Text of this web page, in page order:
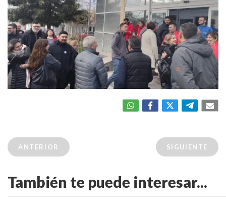
ANTERIOR SIGUIENTE
También te puede interesar...